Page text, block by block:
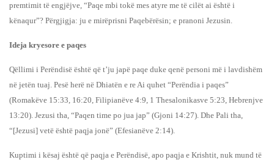
premtimit të engjëjve, “Paqe mbi tokë mes atyre me të cilët ai është i
kënaqur”? Përgjigja: ju e mirëprisni Paqebërësin; e pranoni Jezusin.
Ideja kryesore e paqes
Qëllimi i Perëndisë është që t’ju japë paqe duke qenë personi më i lavdishëm
në jetën tuaj. Pesë herë në Dhiatën e re Ai quhet “Perëndia i paqes”
(Romakëve 15:33, 16:20, Filipianëve 4:9, 1 Thesalonikasve 5:23, Hebrenjve
13:20). Jezusi tha, “Paqen time po jua jap” (Gjoni 14:27). Dhe Pali tha,
“[Jezusi] vetë është paqja jonë” (Efesianëve 2:14).
Kuptimi i kësaj është që paqja e Perëndisë, apo paqja e Krishtit, nuk mund të